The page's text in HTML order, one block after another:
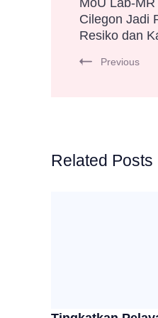
MoU Lab-
Cilegon Jadi
Resiko dan
Previous
Related Posts